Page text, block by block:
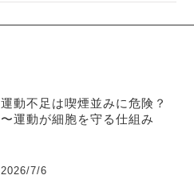
運動不足は喫煙並みに危険？
〜運動が細胞を守る仕組み
2026/7/6